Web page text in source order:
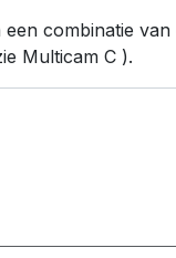
combinatie
Multicam C ).